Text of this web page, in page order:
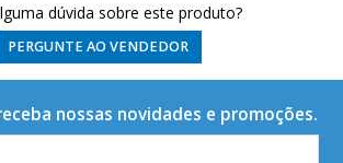
dúvida sobre este produto?
PERGUNTE AO VENDEDOR
nossas novidades e promoções.